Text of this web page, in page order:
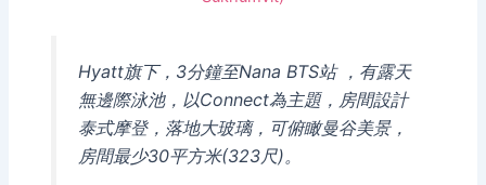
Hyatt旗下，3分鐘至Nana BTS站 ，有露天
無邊際泳池，以Connect為主題，房間設計
泰式摩登，落地大玻璃，可俯瞰曼谷美景，
房間最少30平方米(323尺)。